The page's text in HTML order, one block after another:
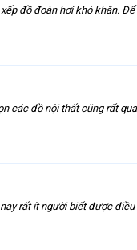
đồ đoàn hơi khó khăn.
các đồ nội thất cũng rất
rất ít người biết được